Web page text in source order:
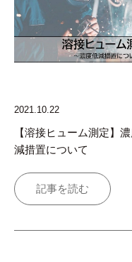
2021.10.22
【溶接ヒューム測定】
減措置について
記事を読む